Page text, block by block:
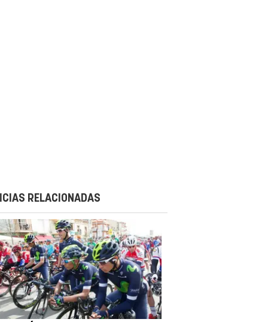
RELACIONADAS